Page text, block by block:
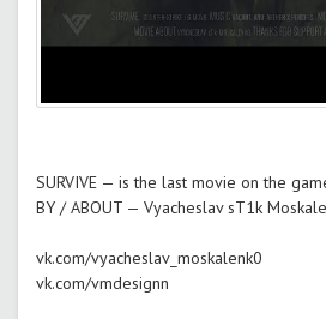
SURVIVE — is the last movie on the
BY / ABOUT — Vyacheslav sT1k
vk.com/vyacheslav_moskalenk0
vk.com/vmdesignn